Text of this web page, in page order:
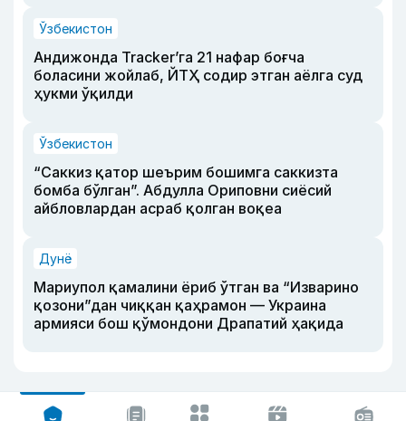
Ўзбекистон
Андижонда Tracker’га 21 нафар боғча
боласини жойлаб, ЙТҲ содир этган аёлга суд
ҳукми ўқилди
Ўзбекистон
“Саккиз қатор шеърим бошимга саккизта
бомба бўлган”. Абдулла Ориповни сиёсий
айбловлардан асраб қолган воқеа
Дунё
Мариупол қамалини ёриб ўтган ва “Изварино
қозони”дан чиққан қаҳрамон — Украина
армияси бош қўмондони Драпатий ҳақида